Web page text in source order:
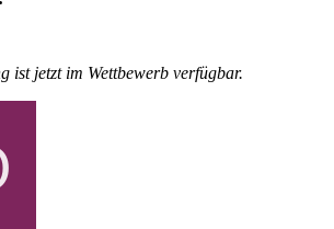
ist jetzt im Wettbewerb verfügbar.